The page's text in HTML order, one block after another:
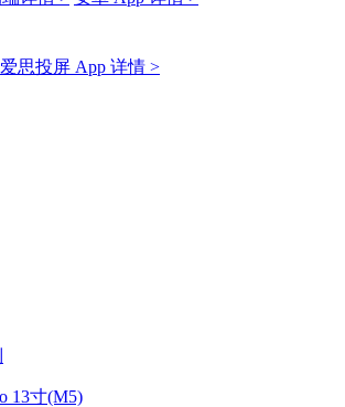
爱思投屏 App 详情 >
13寸(M5)